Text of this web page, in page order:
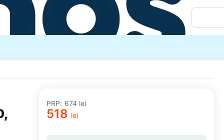
PRP: ‍674‍ lei
‍518‍ lei